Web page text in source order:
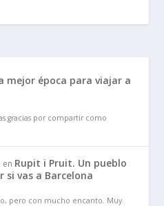
mejor época para viajar a
gracias por compartir como
en Rupit i Pruit. Un pueblo
si vas a Barcelona
pero con mucho encanto. Muy